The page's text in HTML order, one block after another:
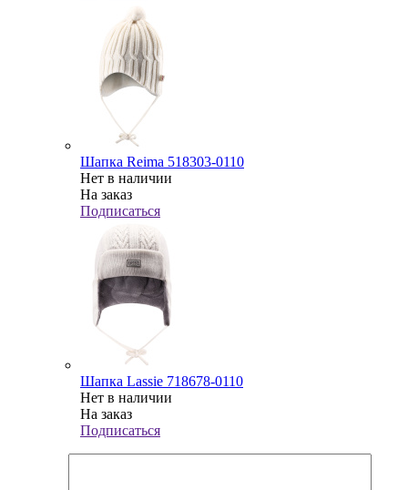
Шапка Reima 518303-0110
Нет в наличии
На заказ
Подписаться
Шапка Lassie 718678-0110
Нет в наличии
На заказ
Подписаться